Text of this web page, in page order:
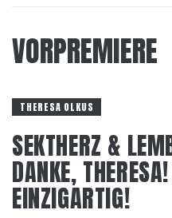
VORPREMIERE
THERESA OLKUS
SEKTHERZ &
DANKE,
EINZIGARTIG!